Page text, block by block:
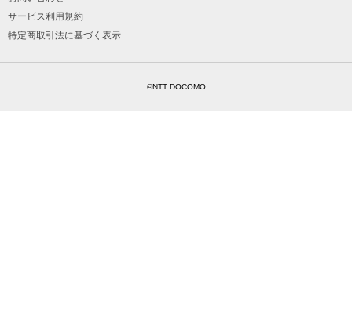
サービス利用規約
特定商取引法に基づく表示
©NTT DOCOMO